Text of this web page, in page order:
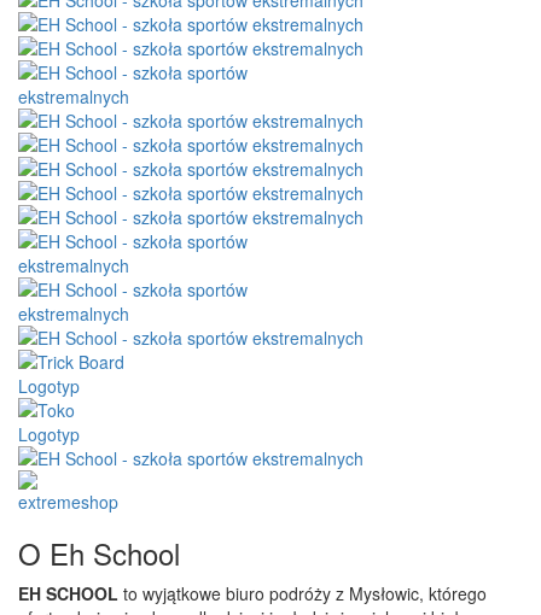
O Eh School
EH SCHOOL to wyjątkowe biuro podróży z Mysłowic, którego